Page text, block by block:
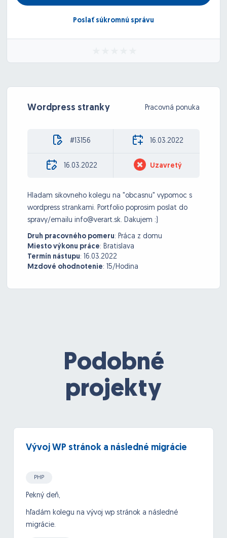
Poslať súkromnú správu
Wordpress stranky Pracovná ponuka
#13156 16.03.2022
16.03.2022 Uzavretý
Hladam sikovneho kolegu na "obcasnu" vypomoc s
wordpress strankami. Portfolio poprosim poslat do
spravy/emailu info@verart.sk. Dakujem :)
Druh pracovného pomeru: Práca z domu
Miesto výkonu práce: Bratislava
Termín nástupu: 16.03.2022
Mzdové ohodnotenie: 15/Hodina
Podobné
projekty
Vývoj WP stránok a následné migrácie
PHP
Pekný deň,
hľadám kolegu na vývoj wp stránok a následné
migrácie.